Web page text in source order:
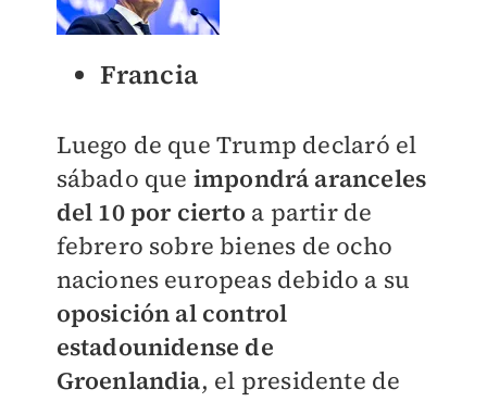
Francia
Luego de que Trump declaró el
sábado que impondrá aranceles
del 10 por cierto a partir de
febrero sobre bienes de ocho
naciones europeas debido a su
oposición al control
estadounidense de
Groenlandia, el presidente de